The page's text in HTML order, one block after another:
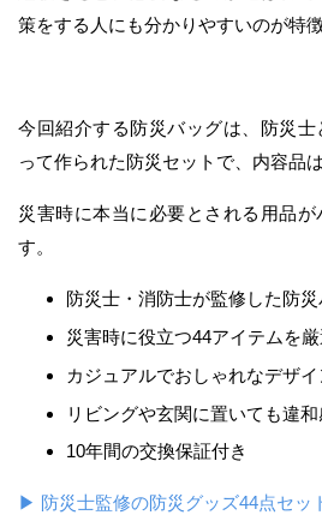
策をする人にも分かりやすいのが特徴
今回紹介する防災バッグは、防災士
って作られた防災セットで、内容品
災害時に本当に必要とされる用品が
す。
防災士・消防士が監修した防
災害時に役立つ44アイテムを厳
カジュアルでおしゃれなデザイ
リビングや玄関に置いても違
10年間の交換保証付き
▶ 防災士監修の防災グッズ44点セッ